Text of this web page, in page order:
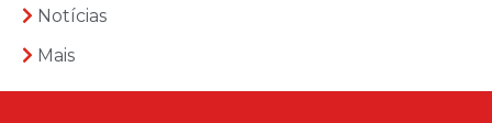
Notícias
Mais